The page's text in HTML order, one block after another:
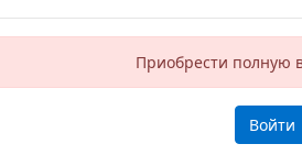
Приобрести полную
Войти